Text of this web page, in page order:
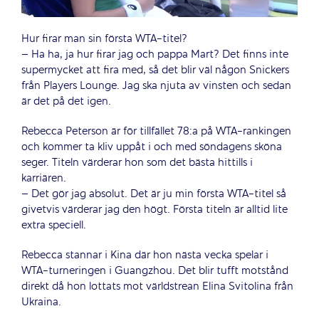
Hur firar man sin första WTA-titel?
– Ha ha, ja hur firar jag och pappa Mart? Det finns inte
supermycket att fira med, så det blir väl någon Snickers
från Players Lounge. Jag ska njuta av vinsten och sedan
är det på det igen.
Rebecca Peterson är för tillfället 78:a på WTA-rankingen
och kommer ta kliv uppåt i och med söndagens sköna
seger. Titeln värderar hon som det bästa hittills i
karriären.
– Det gör jag absolut. Det är ju min första WTA-titel så
givetvis värderar jag den högt. Första titeln är alltid lite
extra speciell.
Rebecca stannar i Kina där hon nästa vecka spelar i
WTA-turneringen i Guangzhou. Det blir tufft motstånd
direkt då hon lottats mot världstrean Elina Svitolina från
Ukraina.